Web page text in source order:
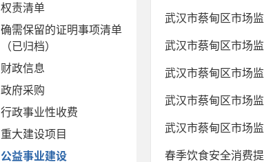
权责清单
确需保留的证明事项清单
（已归档）
财政信息
政府采购
行政事业性收费
重大建设项目
公益事业建设
武汉市蔡甸区市场
武汉市蔡甸区市场
武汉市蔡甸区市场
武汉市蔡甸区市场
武汉市蔡甸区市场
春季饮食安全消费